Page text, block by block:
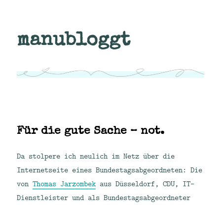
manubloggt
Für die gute Sache – not.
Da stolpere ich neulich im Netz über die
Internetseite eines Bundestagsabgeordneten: Die
vonThomas Jarzombek aus Düsseldorf, CDU, IT-
Dienstleister und als Bundestagsabgeordneter